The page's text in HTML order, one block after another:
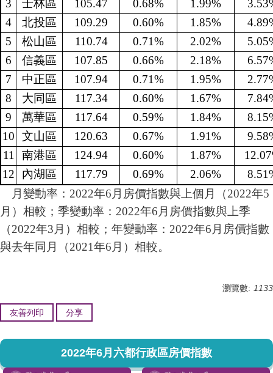
3
士林區 105.47 0.68% 1.99%
4
北投區 109.29 0.60% 1.85%
5
松山區 110.74 0.71% 2.02%
6
信義區 107.85 0.66% 2.18%
7
中正區 107.94 0.71% 1.95%
8
大同區 117.34 0.60% 1.67%
9
萬華區 117.64 0.59% 1.84%
10
文山區 120.63 0.67% 1.91%
11
南港區 124.94 0.60% 1.87%
12
內湖區 117.79 0.69% 2.06%
月變動率：2022年6月房價指數與上個月（2022年5
月）相較；季變動率：2022年6月房價指數與上季
（2022年3月）相較；年變動率：2022年6月房價指數
與去年同月（2021年6月）相較。
瀏覽數: 1133
友善列印 分享
2022年6月六都行政區房價指數